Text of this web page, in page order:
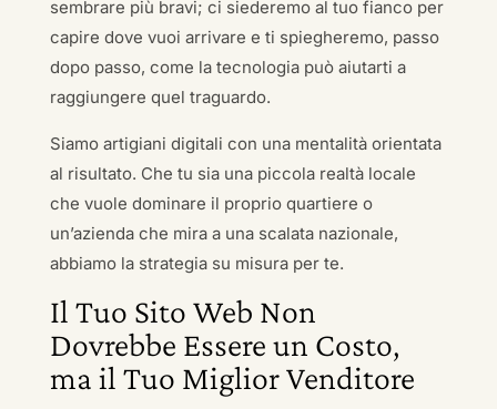
sembrare più bravi; ci siederemo al tuo fianco per
capire dove vuoi arrivare e ti spiegheremo, passo
dopo passo, come la tecnologia può aiutarti a
raggiungere quel traguardo.
Siamo artigiani digitali con una mentalità orientata
al risultato. Che tu sia una piccola realtà locale
che vuole dominare il proprio quartiere o
un’azienda che mira a una scalata nazionale,
abbiamo la strategia su misura per te.
Il Tuo Sito Web Non
Dovrebbe Essere un Costo,
ma il Tuo Miglior Venditore